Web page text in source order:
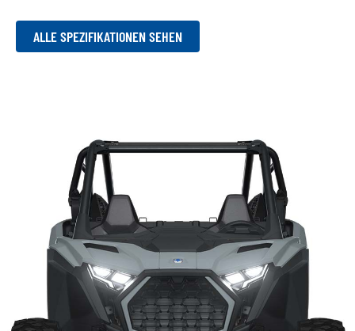
ALLE SPEZIFIKATIONEN SEHEN